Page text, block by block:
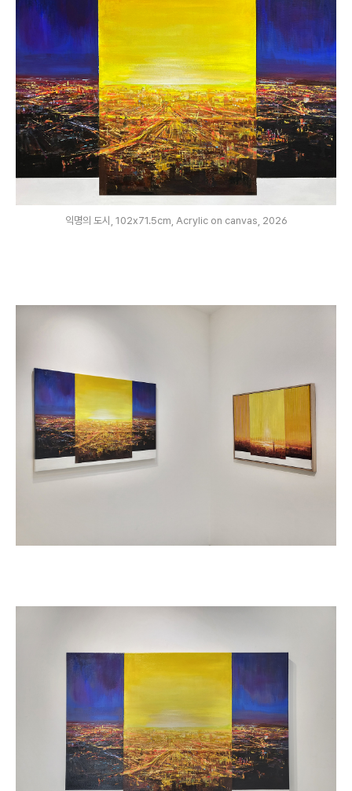
익명의 도시, 102x71.5cm, Acrylic on canvas, 2026